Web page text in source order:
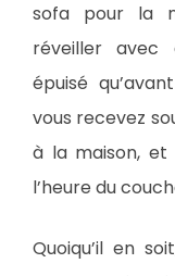
sofa pour la
réveiller avec
épuisé
vous recevez
à la maison, et
l’heure du
Quoiqu’il en